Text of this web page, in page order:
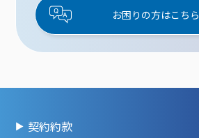
お困りの方はこちら
契約約款